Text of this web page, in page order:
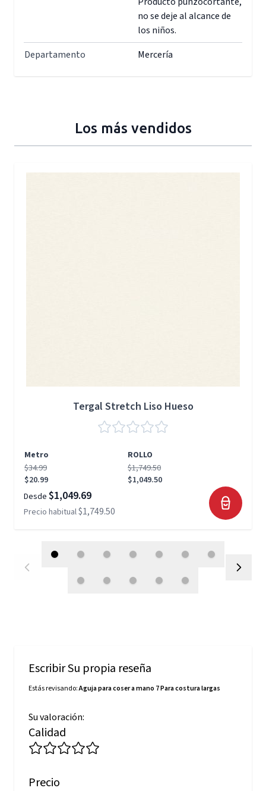
no se deje al alcance de
los niños.
Departamento
Mercería
Los más vendidos
Tergal Stretch Liso Hueso
Metro
ROLLO
$34.99
$20.99
$1,749.50
$1,049.50
Desde $1,049.69
Precio habitual$1,749.50
Escribir Su propia reseña
Estás revisando:Aguja para coser a mano 7 Para costura largas
Su valoración:
Calidad
Precio